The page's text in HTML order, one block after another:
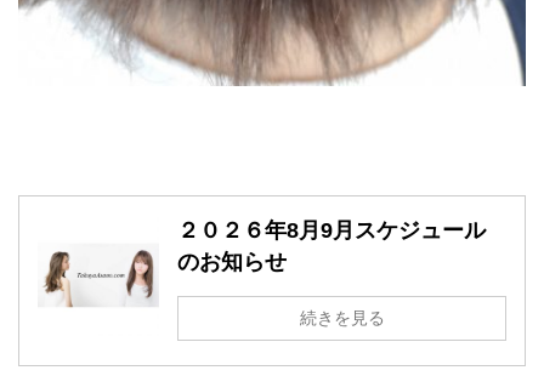
２０２６年8月9月スケジュール
のお知らせ
続きを見る